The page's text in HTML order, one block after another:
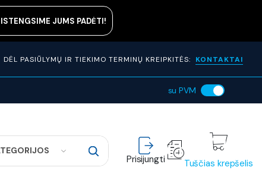
JUMS PADĖTI!
DĖL PASIŪLYMŲ IR TIEKIMO TERMINŲ KREIPKITĖS: KONTAKTAI
su PVM
Prisijungti Tuščias krepšelis